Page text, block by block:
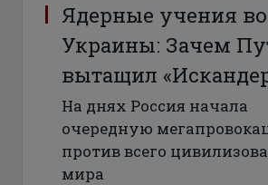
Ядерные учения
Украины: Зачем
вытащил
На днях Россия начала
очередную
против всего
мира